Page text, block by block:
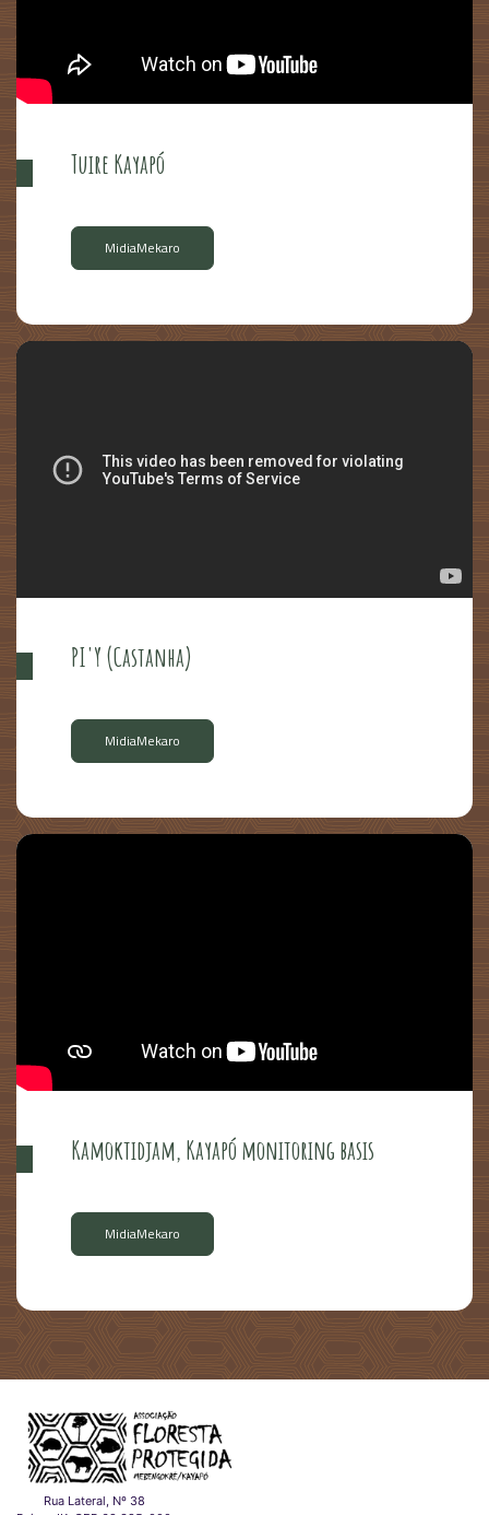
Tuire Kayapó
MidiaMekaro
PI'Y (Castanha)
MidiaMekaro
Kamoktidjam, Kayapó monitoring basis
MidiaMekaro
Rua Lateral, Nº 38